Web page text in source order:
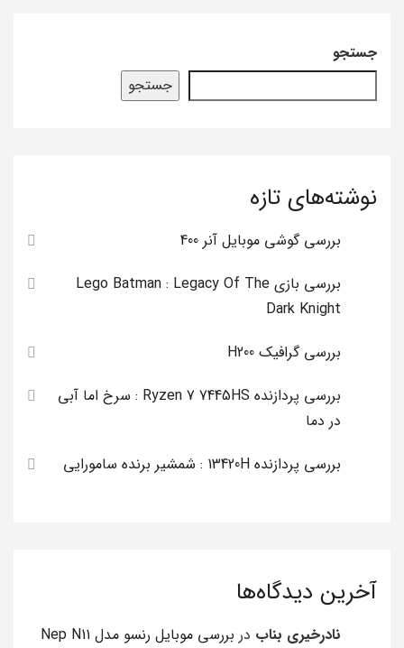
جستجو
جستجو
نوشته‌های تازه
بررسی گوشی موبایل آنر 400
بررسی بازی Lego Batman : Legacy Of The
Dark Knight
بررسی گرافیک H200
بررسی پردازنده Ryzen 7 7445HS : سرخ اما آبی
در دما
بررسی پردازنده 13420H : شمشیر برنده سامورایی
آخرین دیدگاه‌ها
نادرخیری بناب در بررسی موبایل رنسو مدل Nep N11